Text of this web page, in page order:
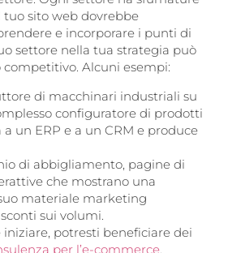
sito web dovrebbe
e incorporare i punti di
settore nella tua strategia può
Alcuni esempi:
di macchinari industriali su
configuratore di prodotti
a un ERP e a un CRM e produce
di abbigliamento, pagine di
che mostrano una
materiale marketing
sui volumi.
iniziare, potresti beneficiare dei
per l’e-commerce.